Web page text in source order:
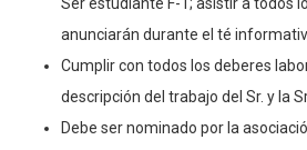
Ser estudiante F-1; asistir a todos
anunciarán durante el té
Cumplir con todos los deberes
descripción del trabajo del Sr. y la
Debe ser nominado por la